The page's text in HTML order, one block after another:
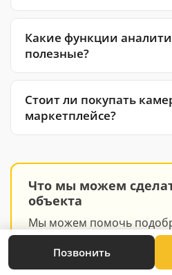
Какие функции
полезные?
Стоит ли покупать
маркетплейсе?
Что мы можем
объекта
Мы можем помочь
видеонаблюдения под
производства:
Позвонить